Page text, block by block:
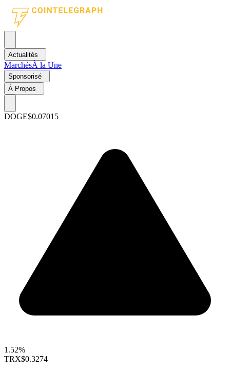
Actualités
MarchésÀ la Une
Sponsorisé
À Propos
DOGE$0.07015
1.52%
TRX$0.3274